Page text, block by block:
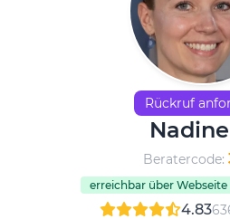
Rückruf
Beratercode:
erreichbar über Webseite
4.83